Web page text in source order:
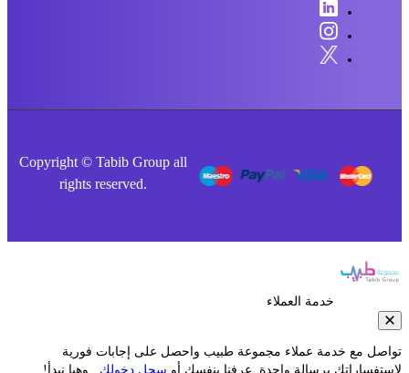
Copyright © Tabib Group all
rights reserved.
خدمة العملاء
مع خدمة عملاء مجموعة طبيب واحصل على إجابات فورية
برسالة واحدة. عرفنا بنفسك أوسجل دخولك.. وهيا نبدأ!